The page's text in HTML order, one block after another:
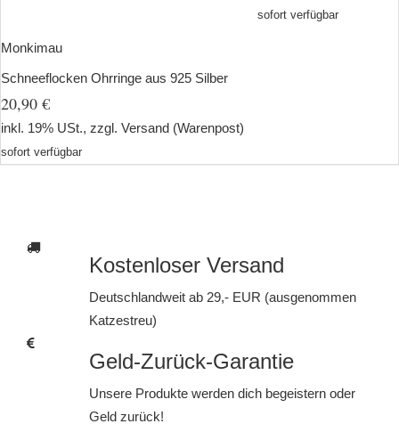
Monkimau
Schneeflocken Ohrringe aus 925 Silber
20,90 €
inkl. 19% USt., zzgl. Versand (Warenpost)
sofort verfügbar
sofort verfügbar
Kostenloser Versand
Deutschlandweit ab 29,- EUR (ausgenommen
Katzestreu)
Geld-Zurück-Garantie
Unsere Produkte werden dich begeistern oder
Geld zurück!